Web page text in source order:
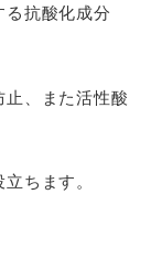
抗酸化成分
、また活性酸
ちます。